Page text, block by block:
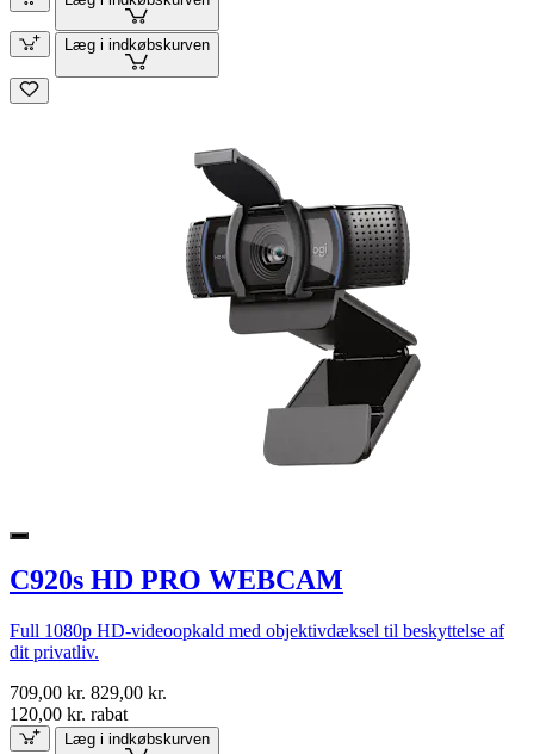
Læg i indkøbskurven
C920s HD PRO WEBCAM
Full 1080p HD-videoopkald med objektivdæksel til beskyttelse af
dit privatliv.
709,00 kr. 829,00 kr.
120,00 kr. rabat
Læg i indkøbskurven